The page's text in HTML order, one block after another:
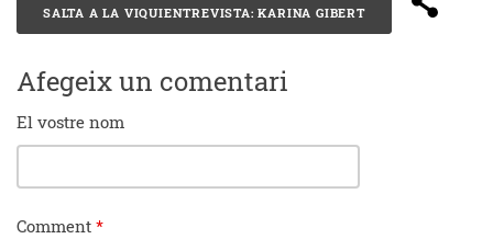
SALTA A LA VIQUIENTREVISTA: KARINA GIBERT
Afegeix un comentari
El vostre nom
Comment *